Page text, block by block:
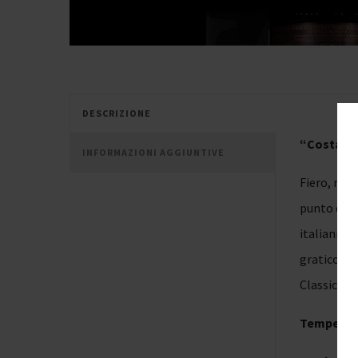
DESCRIZIONE
INFORMAZIONI AGGIUNTIVE
Fiero,
punto di
italiani.
graticci di
Classica